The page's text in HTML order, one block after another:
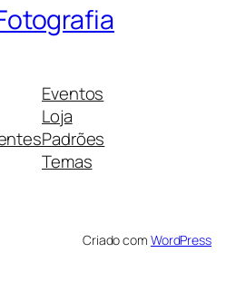
Eventos
Loja
Padrões
Temas
Criado com WordPress